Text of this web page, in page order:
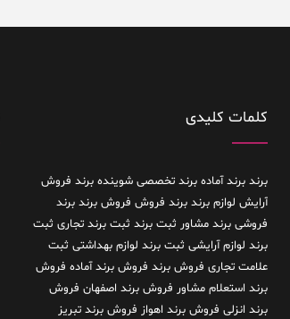
کلمات کلیدی
برند برند آماده برند تخصصی شوینده برند فروش
آرایش لوازم برند برند فروش فروش برند برند
فروشی برند مشاور ثبت برند ثبت برند تجاری ثبت
برند لوازم آرایشی ثبت برند لوازم بهداشتی ثبت
علامت تجاری فروش برند فروش برند آماده فروش
برند استعلام مشاور فروش برند اصفهان فروش
برند انزلی فروش برند اهواز فروش برند تبریز